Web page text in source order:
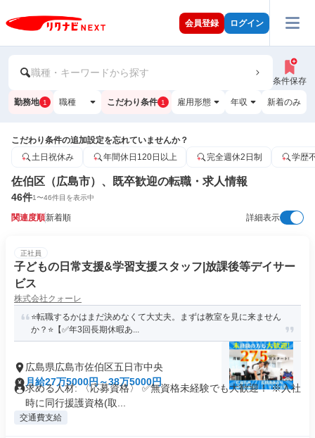
会員登録 ログイン
職種・キーワードから探す
条件保存
勤務地 1 職種 こだわり条件 1 雇用形態 年収 新着のみ
こだわり条件の追加設定を忘れていませんか？
土日祝休み
年間休日120日以上 完全週休2日制 学歴
佐伯区（広島市）、既卒歓迎の転職・求人情報
46件1〜46件目を表示中
関連度順新着順 詳細表示
正社員
子どもの日常支援&学習支援スタッフ|放課後等デイサー
ビス
株式会社クォーレ
⭐️転職するかはまだ決めなくて大丈夫。まずは教室を見に来ません
か？⭐️【✅年3回長期休暇あ...
広島県広島市佐伯区五日市中央
月給27万5000円～38万5000円
求める人材: 〈応募資格〉 ✅️無資格未経験でも大歓迎！ ※入社
時に同行援護資格(取...
交通費支給